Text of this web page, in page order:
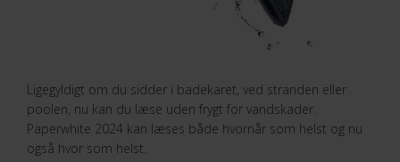
Ligegyldigt om du sidder i badekaret, ved stranden eller
poolen, nu kan du læse uden frygt for vandskader.
Paperwhite 2024 kan læses både hvornår som helst og nu
også hvor som helst.